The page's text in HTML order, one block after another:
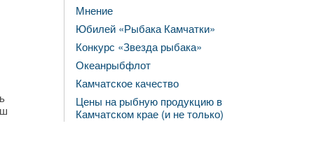
Мнение
Юбилей «Рыбака Камчатки»
Конкурс «Звезда рыбака»
Океанрыбфлот
Камчатское качество
Цены на рыбную продукцию в
Камчатском крае (и не только)